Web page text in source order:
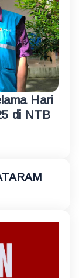
Hari
di NTB